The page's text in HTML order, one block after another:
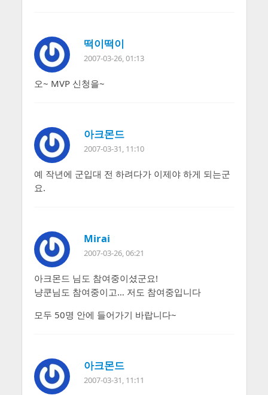
떡이떡이
2007-03-26, 01:13
오~ MVP 신청을~
아크몬드
2007-03-31, 11:10
예 작년에 군입대 전 하려다가 이제야 하게 되는군
요.
Mirai
2007-03-26, 06:21
아크몬드 님도 참여중이셨군요!
냥쿤님도 참여중이고… 저도 참여중입니다
모두 50명 안에 들어가기 바랍니다~
아크몬드
2007-03-31, 11:11